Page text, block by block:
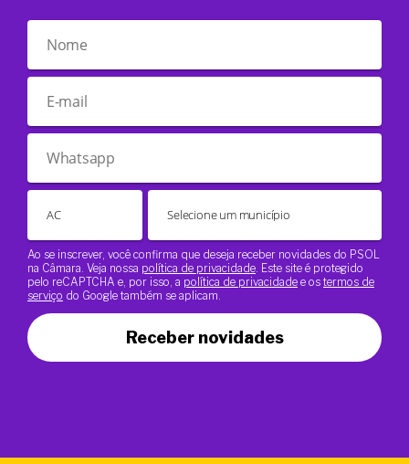
Ao se inscrever, você confirma que deseja receber novidades do PSOL
na Câmara. Veja nossa política de privacidade . Este site é protegido
pelo reCAPTCHA e, por isso, a política de privacidade e os termos de
serviço do Google também se aplicam.
Receber novidades